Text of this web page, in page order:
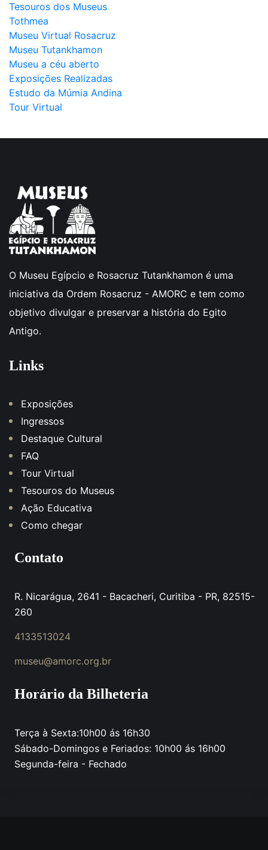
Tesouros dos Museus
Tothmea
Museu Virtual Rosacruz
Museu Tutankhamon
Museu a céu aberto
Exposições Realizadas
Estudo da Múmia Andina
Tour Virtual
O Museu Egípcio e Rosacruz Tutankhamon é uma
iniciativa da Ordem Rosacruz - AMORC e tem como
objetivo divulgar e preservar a história do Egito
Antigo.
Links
Exposições
Ingressos
Destaque Cultural
FAQ
Tour Virtual
Tesouros do Museus
Ação Educativa
Como chegar
Contato
R. Nicarágua, 2641 - Bacacheri, Curitiba - PR, 82515-
260
4133513024
museu@amorc.org.br
Horário da Bilheteria
Terça à Sexta:10h00 ás 16h30
Sábado-Domingos e Feriados: 10h00 ás 16h00
Segunda-feira - Fechado